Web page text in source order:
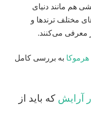
هم مانند دنیای
مختلف ترندها و
معرفی می‌کنند.
هرموکا به بررسی کامل
آرایش که باید از